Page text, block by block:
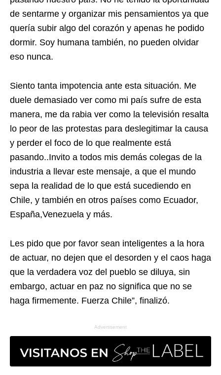
de sentarme y organizar mis pensamientos ya que
quería subir algo del corazón y apenas he podido
dormir. Soy humana también, no pueden olvidar
eso nunca.
Siento tanta impotencia ante esta situación. Me
duele demasiado ver como mi país sufre de esta
manera, me da rabia ver como la televisión resalta
lo peor de las protestas para deslegitimar la causa
y perder el foco de lo que realmente está
pasando..Invito a todos mis demás colegas de la
industria a llevar este mensaje, a que el mundo
sepa la realidad de lo que está sucediendo en
Chile, y también en otros países como Ecuador,
España,Venezuela y más.
Les pido que por favor sean inteligentes a la hora
de actuar, no dejen que el desorden y el caos haga
que la verdadera voz del pueblo se diluya, sin
embargo, actuar en paz no significa que no se
haga firmemente. Fuerza Chile”, finalizó.
Advertisement